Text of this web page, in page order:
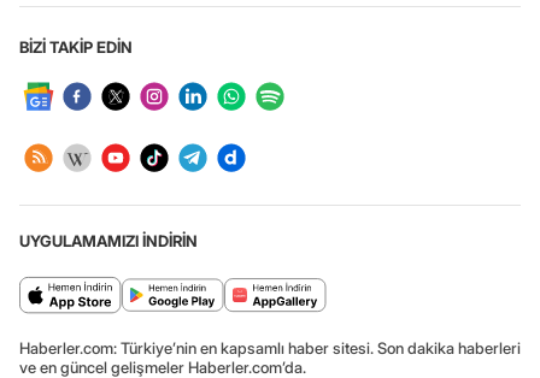
BİZİ TAKİP EDİN
UYGULAMAMIZI İNDİRİN
Haberler.com: Türkiye’nin en kapsamlı haber sitesi. Son dakika haberleri
ve en güncel gelişmeler Haberler.com’da.